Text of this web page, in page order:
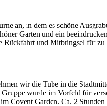
an, in dem es schöne
Garten und ein
und Mitbringsel für
wir die Tube in die
wurde im Vorfeld für
Covent Garden. Ca. 2